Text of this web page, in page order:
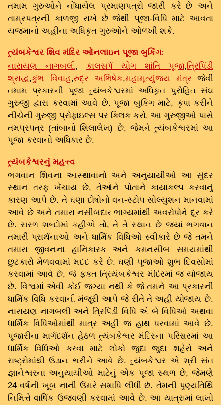
તમામ ગુરુઓને નોંધાયેલ પ્રમાણપત્રો જારી કરે છે અને
તામ્રપત્રની કાળજી રાખે છે જેથી પૂજા-વિધિ માટે આવતા
યજમાનો અહીંના અધિકૃત ગુરુઓને ઓળખી શકે.
ત્ર્યંબકેશ્વર શિવ મંદિર ઓનલાઇન પૂજા બુકિંગ:
નારાયણ નાગબલી, કાલસર્પ યોગ શાંતિ પૂજા,ત્રિપિંડી
શ્રાદ્ધ,કુંભ વિવાહ,રુદ્ર અભિષેક,મહામૃત્યુંજય મંત્ર જેવી
તમામ પ્રકારની પૂજા ત્ર્યંબકેશ્વરમાં અધિકૃત પુરોહિત સંઘ
ગુરુજી દ્વારા કરવામાં આવે છે. પૂજા બુકિંગ માટે, કૃપા કરીને
નીચેની ગુરુજી પ્રોફાઇલ્સ પર ક્લિક કરો. આ ગુરુજીઓ પાસે
તમપ્રપત્ર (તાંબાનો શિલાલેખ) છે, જેમને ત્ર્યંબકેશ્વરમાં આ
પૂજા કરવાનો અધિકાર છે.
ત્ર્યંબકેશ્વરનું મહત્ત્વ
ભગવાન શિવના આસ્થાવાનો અને અનુયાયીઓ આ સુંદર
સ્થાન તરફ ખેંચાય છે, તેઓને પોતાને કાયાકલ્પ કરવાનું
કારણ આપે છે. તે ઘણા દોષોનો વન-સ્ટોપ સોલ્યુશન માનવામાં
આવે છે અને તમારા નસીબદાર ભાગ્યમાંથી અવરોધોને દૂર કરે
છે. સરળ શબ્દોમાં કહીએ તો, તે તે સ્થાન છે જ્યાં ભગવાન
તમારી પ્રાર્થનાઓ અને ધાર્મિક વિધિઓ સ્વીકારે છે જે તમને
તમારા જીવનના હાનિકારક અને કમનસીબ સમયમાંથી
છુટકારો મેળવવામાં મદદ કરે છે. ઘણી પૂજાઓ શુભ દિવસોમાં
કરવામાં આવે છે, જે ફક્ત ત્રિયંબકેશ્વર મંદિરમાં જ યોજાય
છે. વિશ્વમાં એવી કોઈ જગ્યા નથી કે જે તમને આ પ્રકારની
ધાર્મિક વિધિ કરવાની મંજૂરી આપે જે રીતે તે અહીં યોજાય છે.
નારાયણ નાગબલી અને ત્રિપિંડી વિધિ એ બે વિધિઓ અથવા
ધાર્મિક વિધિઓમાંથી માત્ર અહીં જ હાથ ધરવામાં આવે છે.
પૂજારીના માર્ગદર્શન હેઠળ ત્ર્યંબકેશ્વર મંદિરના પરિસરમાં આ
ધાર્મિક વિધિઓ કરવા માટે લોકો જુદા જુદા શહેરો અને
રાષ્ટ્રોમાંથી ઉડાન ભરીને આવે છે. ત્ર્યંબકેશ્વર એ શ્રી સંત
જ્ઞાનેશ્વરના અનુયાયીઓ માટેનું એક પૂજા સ્થળ છે, જેમણે
24 વર્ષની ખૂબ નાની ઉંમરે સમાધિ લીધી છે. તેમની પુણ્યતિથિ
નિમિત્તે વાર્ષિક ઉજવણી કરવામાં આવે છે. આ યાત્રામાં લાખો